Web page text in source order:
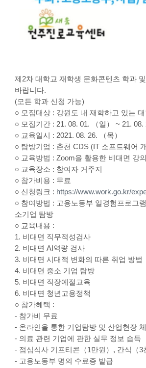
제2차 대학교 재학생 문화콘텐츠 학과
바랍니다.
(모든 학과 신청 가능)
○ 모집대상 : 강원도 내 재학하고 있는
○ 모집기간 : 21. 08. 01. （일） ~ 21. 08.
○ 교육일시 : 2021. 08. 26. （목）
○ 탐방기업 : 춘천 CDS (IT 소프트웨어
○ 교육방법 : Zoom을 활용한 비대면 강의
○ 교육장소 : 참여자 거주지
○ 참가비용 : 무료
○ 신청링크 : https://www.work.go.kr/
○ 참여방법 : 고용노동부 일경험프로그
소기업 탐방
○ 교육내용 :
1. 비대면 직무적성검사
2. 비대면 AI역량 검사
3. 비대면 시대적 변화의 따른 취업 방법
4. 비대면 중소 기업 탐방
5. 비대면 직장예절교육
6. 비대면 청년고용정책
○ 참가혜택 :
- 참가비 무료
- 온라인을 통한 기업탐방 및 산업현장
- 의료 관련 기업에 관한 실무 정보 습득
- 점심식사 기프티콘（1만원）, 간식（
- 고용노동부 명의 수료증 발급